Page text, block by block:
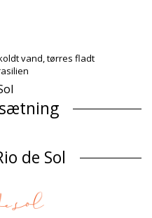
vand, tørres fladt
de Sol